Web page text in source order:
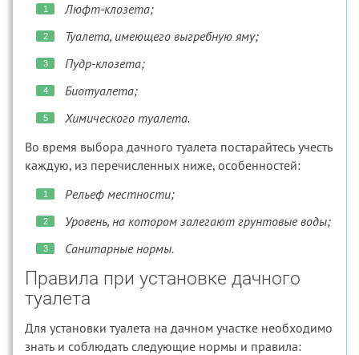
Люфт-клозета;
Туалета, имеющего выгребную яму;
Пудр-клозета;
Биотуалета;
Химического туалета.
Во время выбора дачного туалета постарайтесь учесть
каждую, из перечисленных ниже, особенностей:
Рельеф местности;
Уровень, на котором залегают грунтовые воды;
Санитарные нормы.
Правила при установке дачного
туалета
Для установки туалета на дачном участке необходимо
знать и соблюдать следующие нормы и правила: